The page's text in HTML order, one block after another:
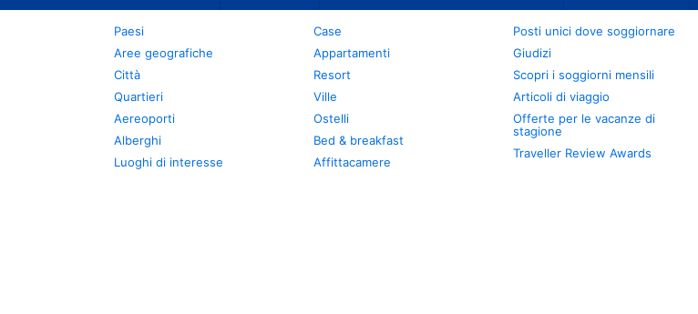
Paesi
Aree geografiche
Città
Quartieri
Aereoporti
Alberghi
Luoghi di interesse
Case
Appartamenti
Resort
Ville
Ostelli
Bed & breakfast
Affittacamere
Posti unici dove soggiornare
Giudizi
Scopri i soggiorni mensili
Articoli di viaggio
Offerte per le vacanze di
stagione
Traveller Review Awards